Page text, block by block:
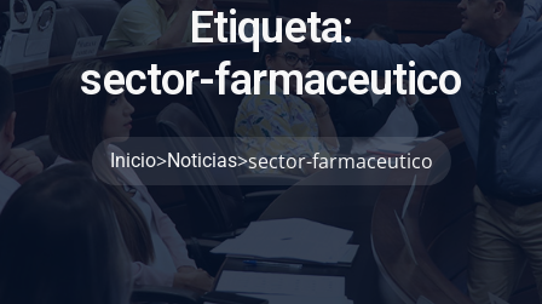
Etiqueta:
sector-farmaceutico
Inicio>Noticias>sector-farmaceutico